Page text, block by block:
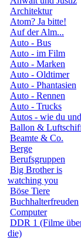
Architektur
Atom? Ja bitte!
Auf der Alm...
Auto - Bus
Auto - im Film
Auto - Marken
Auto - Oldtimer
Auto - Phantasien
Auto - Rennen
Auto - Trucks
Autos - wie du
Ballon &
Beamte & Co.
Berge
Berufsgruppen
Big Brother is
watching you
Böse Tiere
Buchhalterfreuden
Computer
DDR 1 (Filme
die)